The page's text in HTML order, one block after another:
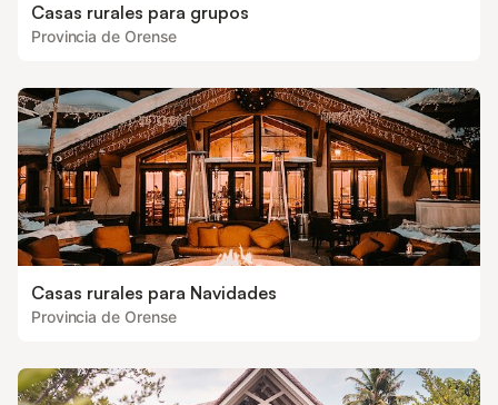
Casas rurales para grupos
Provincia de Orense
Casas rurales para Navidades
Provincia de Orense